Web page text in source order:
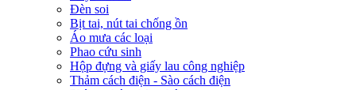
Đèn soi
Bịt tai, nút tai chống ồn
Áo mưa các loại
Phao cứu sinh
Hộp đựng và giấy lau công nghiệp
Thảm cách điện - Sào cách điện